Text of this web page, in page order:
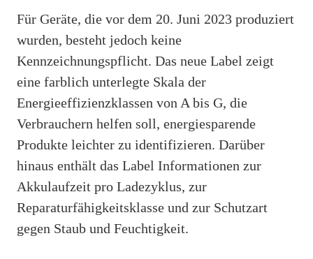
Für Geräte, die vor dem 20. Juni 2023 produziert
wurden, besteht jedoch keine
Kennzeichnungspflicht. Das neue Label zeigt
eine farblich unterlegte Skala der
Energieeffizienzklassen von A bis G, die
Verbrauchern helfen soll, energiesparende
Produkte leichter zu identifizieren. Darüber
hinaus enthält das Label Informationen zur
Akkulaufzeit pro Ladezyklus, zur
Reparaturfähigkeitsklasse und zur Schutzart
gegen Staub und Feuchtigkeit.